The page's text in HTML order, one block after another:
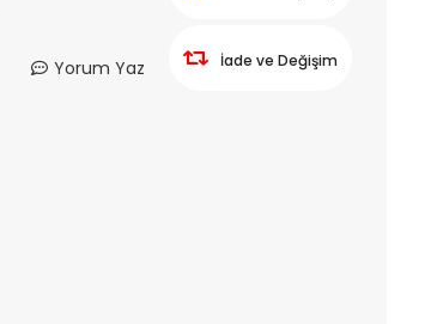
Yorum Yaz
İade ve Değişim